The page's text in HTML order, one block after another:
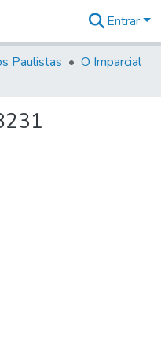
Entrar
Paulistas
O Imparcial